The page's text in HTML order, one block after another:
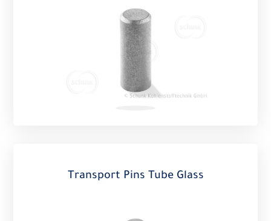
Transport Pins Tube Glass